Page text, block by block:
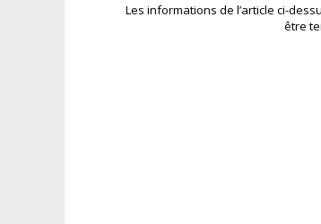
Les informations de l’article ci-
être